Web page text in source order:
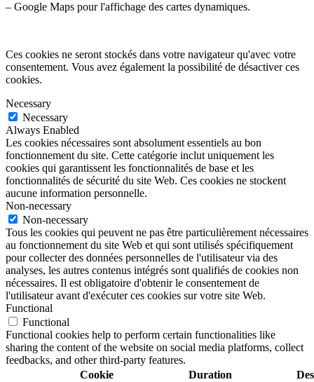
– Google Maps pour l'affichage des cartes dynamiques.
Ces cookies ne seront stockés dans votre navigateur qu'avec votre
consentement. Vous avez également la possibilité de désactiver ces
cookies.
Necessary
Necessary
Always Enabled
Les cookies nécessaires sont absolument essentiels au bon
fonctionnement du site. Cette catégorie inclut uniquement les
cookies qui garantissent les fonctionnalités de base et les
fonctionnalités de sécurité du site Web. Ces cookies ne stockent
aucune information personnelle.
Non-necessary
Non-necessary
Tous les cookies qui peuvent ne pas être particulièrement nécessaires
au fonctionnement du site Web et qui sont utilisés spécifiquement
pour collecter des données personnelles de l'utilisateur via des
analyses, les autres contenus intégrés sont qualifiés de cookies non
nécessaires. Il est obligatoire d'obtenir le consentement de
l'utilisateur avant d'exécuter ces cookies sur votre site Web.
Functional
Functional
Functional cookies help to perform certain functionalities like
sharing the content of the website on social media platforms, collect
feedbacks, and other third-party features.
Cookie
Duration